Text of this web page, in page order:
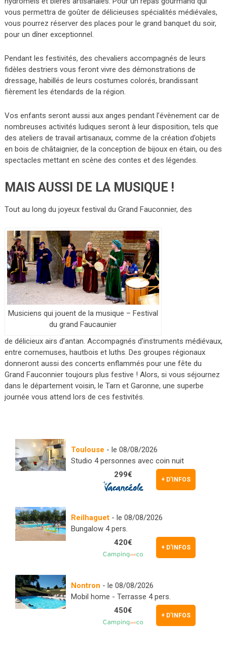
vous permettra de goûter de délicieuses spécialités médiévales,
vous pourrez réserver des places pour le grand banquet du soir,
pour un dîner exceptionnel.
Pendant les festivités, des chevaliers accompagnés de leurs
fidèles destriers vous feront vivre des démonstrations de
dressage, habillés de leurs costumes colorés, brandissant
fièrement les étendards de la région.
Vos enfants seront aussi aux anges pendant l’évènement car de
nombreuses activités ludiques seront à leur disposition, tels que
des ateliers de travail artisanaux, comme de la création d’objets
en bois de châtaignier, de la conception de bijoux en étain, ou des
spectacles mettant en scène des contes et des légendes.
MAIS AUSSI DE LA MUSIQUE !
Tout au long du joyeux festival du Grand Fauconnier, des
Musiciens qui jouent de la musique – Festival
du grand Faucaunier
de délicieux airs d’antan. Accompagnés d’instruments médiévaux,
entre cornemuses, hautbois et luths. Des groupes régionaux
donneront aussi des concerts enflammés pour une fête du
Grand Fauconnier toujours plus festive ! Alors, si vous séjournez
dans le département voisin, le Tarn et Garonne, une superbe
journée vous attend lors de ces festivités.
Toulouse - le 08/08/2026
Studio 4 personnes avec coin nuit
+ D'INFOS
299€
Reilhaguet - le 08/08/2026
Bungalow 4 pers.
+ D'INFOS
420€
Nontron - le 08/08/2026
Mobil home - Terrasse 4 pers.
+ D'INFOS
450€